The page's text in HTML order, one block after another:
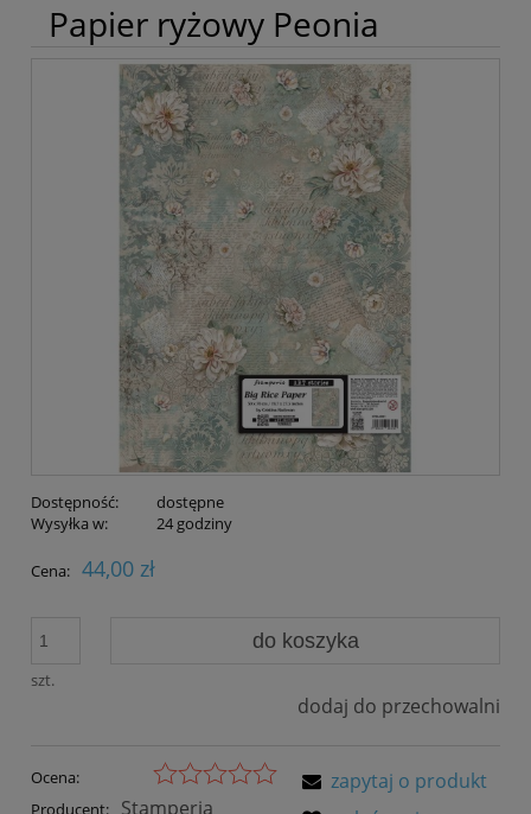
Papier ryżowy Peonia
Dostępność:
dostępne
Wysyłka w:
24 godziny
Cena: 44,00 zł
szt.
do koszyka
dodaj do przechowalni
Ocena:
Producent:
Stamperia
zapytaj o produkt